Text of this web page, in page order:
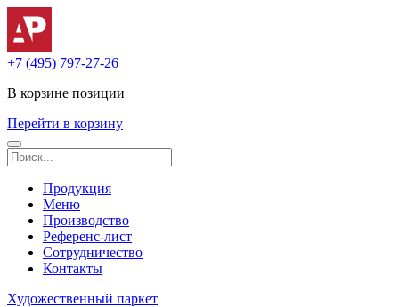
+7 (495) 797-27-26
В корзине позиции
Перейти в корзину
Продукция
Меню
Производство
Референс-лист
Сотрудничество
Контакты
Художественный паркет